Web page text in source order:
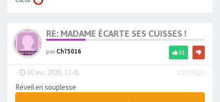
RE: MADAME ÉCARTE SES CUISSES !
parCh75016 31
- 30 avr. 2026, 11:41
#2939020
Réveil en souplesse